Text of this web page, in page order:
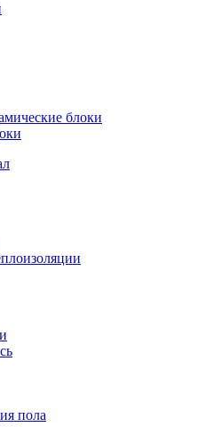
блоки
пола